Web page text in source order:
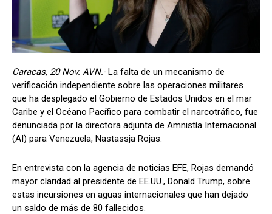
Caracas, 20 Nov. AVN.-La falta de un mecanismo de
verificación independiente sobre las operaciones militares
que ha desplegado el Gobierno de Estados Unidos en el mar
Caribe y el Océano Pacífico para combatir el narcotráfico, fue
denunciada por la directora adjunta de Amnistía Internacional
(AI) para Venezuela, Nastassja Rojas.
En entrevista con la agencia de noticias EFE, Rojas demandó
mayor claridad al presidente de EE.UU., Donald Trump, sobre
estas incursiones en aguas internacionales que han dejado
un saldo de más de 80 fallecidos.